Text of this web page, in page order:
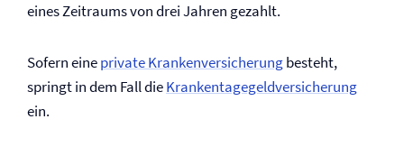
eines Zeitraums von drei Jahren gezahlt.
Sofern eineprivate Kranken­­versicherungbesteht,
springt in dem Fall dieKranken­tage­geld­ver­sicherung
ein.